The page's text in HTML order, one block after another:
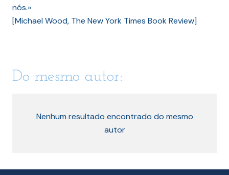
nós.»
[Michael Wood, The New York Times Book Review]
Do mesmo autor:
Nenhum resultado encontrado do mesmo
autor